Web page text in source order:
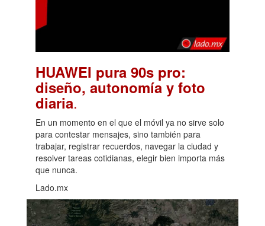
HUAWEI pura 90s pro:
diseño, autonomía y foto
diaria.
En un momento en el que el móvil ya no sirve solo
para contestar mensajes, sino también para
trabajar, registrar recuerdos, navegar la ciudad y
resolver tareas cotidianas, elegir bien importa más
que nunca.
Lado.mx